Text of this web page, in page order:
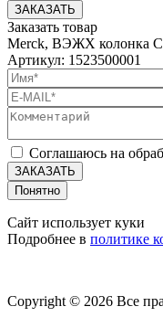
ЗАКАЗАТЬ
Заказать товар
Merck, ВЭЖХ колонка
Артикул: 1523500001
Соглашаюсь на
ЗАКАЗАТЬ
Понятно
Сайт использует куки
Подробнее в политике
Copyright © 2026 Все